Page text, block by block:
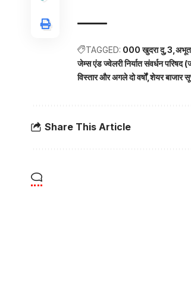
TAGGED: 000 खुदरा दु 3
जेम्स एंड ज्वेलरी निर्यात संवर्धन परिषद
विस्तार और अगले दो वर्षों शेयर बाजार
Share This Article